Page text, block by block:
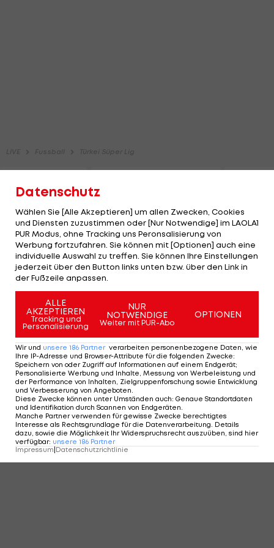
Datenschutz
Wählen Sie [Alle Akzeptieren] um allen Zwecken, Cookies
und Diensten zuzustimmen oder [Nur Notwendige] im LAOLA1
PUR Modus, ohne Tracking uns Peronsalisierung von
Werbung fortzufahren. Sie können mit [Optionen] auch eine
individuelle Auswahl zu treffen. Sie können Ihre Einstellungen
jederzeit über den Button links unten bzw. über den Link in
der Fußzeile anpassen.
ALLE
AKZEPTIEREN
Tracking und
Personalisierung
NUR
NOTWENDIGE
Weiter mit PUR-Abo
OPTIONEN
Wir und unsere 186 Partner verarbeiten personenbezogene Daten, wie
Ihre IP-Adresse und Browser-Attribute für die folgenden Zwecke:
Speichern von oder Zugriff auf Informationen auf einem Endgerät;
Personalisierte Werbung und Inhalte, Messung von Werbeleistung und
der Performance von Inhalten, Zielgruppenforschung sowie Entwicklung
und Verbesserung von Angeboten.
Diese Zwecke können unter Umständen auch: Genaue Standortdaten
und Identifikation durch Scannen von Endgeräten.
Manche Partner verwenden für gewisse Zwecke berechtigtes
Interesse als Rechtsgrundlage für die Datenverarbeitung. Details
dazu, sowie die Möglichkeit Ihr Widerspruchsrecht auszuüben, sind hier
verfügbar: unsere 186 Partner
Impressum Datenschutzrichtlinie